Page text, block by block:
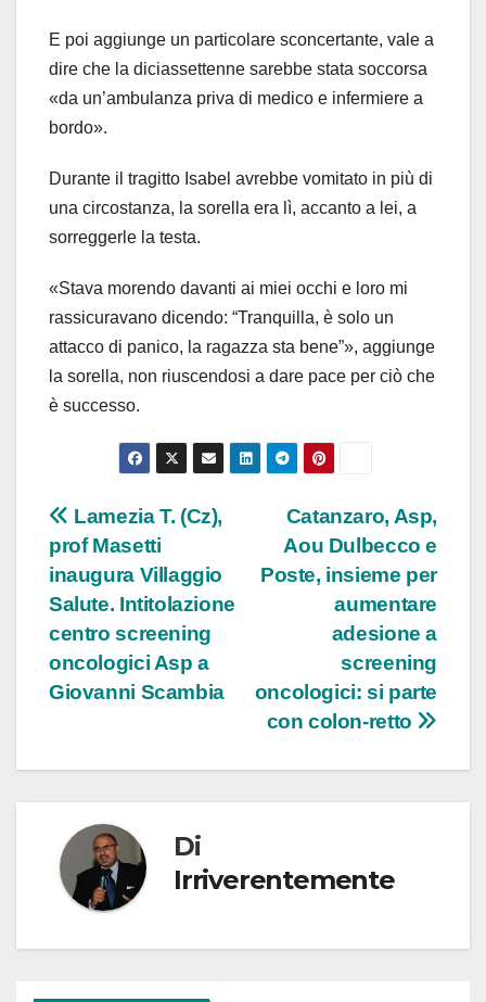
E poi aggiunge un particolare sconcertante, vale a
dire che la diciassettenne sarebbe stata soccorsa
«da un’ambulanza priva di medico e infermiere a
bordo».
Durante il tragitto Isabel avrebbe vomitato in più di
una circostanza, la sorella era lì, accanto a lei, a
sorreggerle la testa.
«Stava morendo davanti ai miei occhi e loro mi
rassicuravano dicendo: “Tranquilla, è solo un
attacco di panico, la ragazza sta bene”», aggiunge
la sorella, non riuscendosi a dare pace per ciò che
è successo.
Navigazione
articoli
Catanzaro, Asp,
Aou Dulbecco e
Poste, insieme per
aumentare
adesione a
screening
oncologici: si parte
con colon-retto
Lamezia T. (Cz),
prof Masetti
inaugura Villaggio
Salute. Intitolazione
centro screening
oncologici Asp a
Giovanni Scambia
Di
Irriverentemente